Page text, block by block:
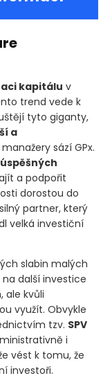
kapitálu v
trend vede k
tyto giganty,
a
sází GPx.
a podpořit
dorostou do
partner, který
velká investiční
slabin malých
další investice
ale kvůli
využít. Obvykle
tzv. SPV
i
vést k tomu, že
investoři.